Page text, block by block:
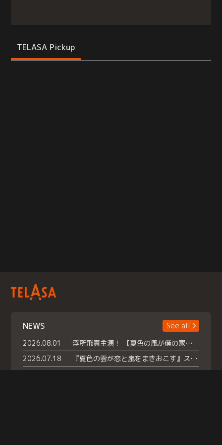
TELASA Pickup
NEWS
See all
2026.08.01
浮所飛貴主演！ 【夏色の風が僕の家にやってきた】 本日よりテラサで独占配信スタート！
2026.07.18
『夏色の雲が恋と嵐をまきおこす』スペシャルメイキング 【Part1】2026年７月18日（土）23時30分～配信スタート！話題のシーンの裏側を大公開！豪華キャスト大集合！ 『武宮家 真夏の家族会議』開催！